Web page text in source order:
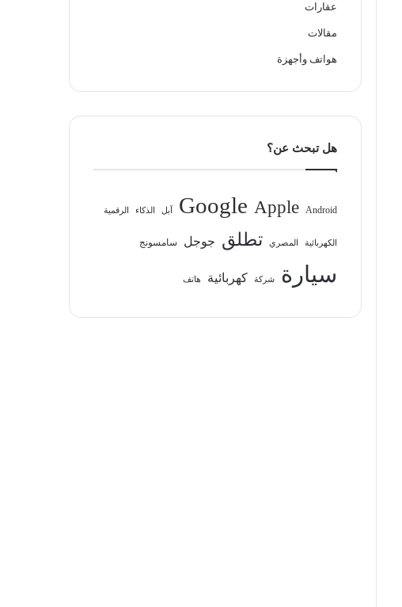
عقارات
مقالات
هواتف وأجهزة
هل تبحث عن؟
Android
Apple
Google آبل الذكاء الرقمية
الكهربائية المصري تطلق جوجل سامسونج
سيارة شركة كهربائية هاتف